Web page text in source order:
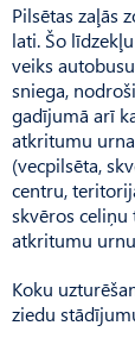
Pilsētas zaļās
lati. Šo
veiks
sniega,
gadījumā arī
atkritumu
(vecpilsēta,
centru,
skvēros celiņu
atkritumu
Koku
ziedu